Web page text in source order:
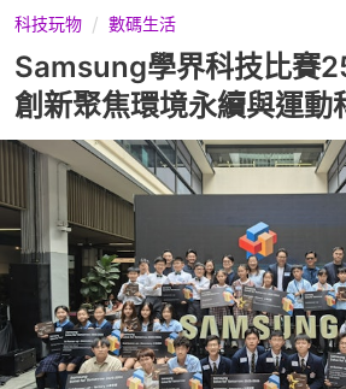
科技玩物 數碼生活
Samsung學界科技比賽
創新聚焦環境永續與運動